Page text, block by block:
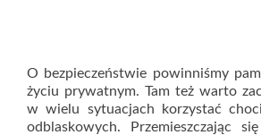
O bezpieczeństwie powinniśmy
życiu prywatnym. Tam też warto
w wielu sytuacjach korzystać
odblaskowych. Przemieszczając